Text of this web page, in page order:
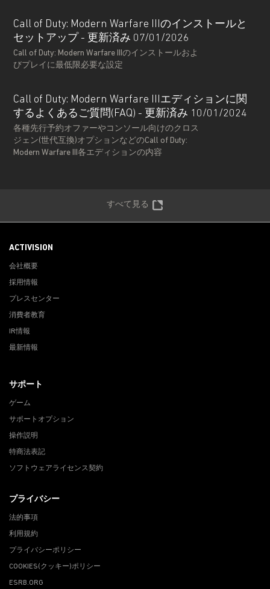
Call of Duty: Modern Warfare IIIのインストールと
セットアップ - 更新済み 07/01/2026
Call of Duty: Modern Warfare IIIのインストールおよ
びプレイに最低限必要な設定
Call of Duty: Modern Warfare IIIエディションに関
するよくあるご質問(FAQ) - 更新済み 10/01/2024
各種先行予約オファーやコンソール向けのクロス
ジェン(世代互換)オプションなどのCall of Duty:
Modern Warfare III各エディションの内容
すべて見る
ACTIVISION
会社概要
採用情報
プレスセンター
消費者教育
IR情報
最新情報
サポート
ゲーム
サポートオプション
操作説明
特商法表記
ソフトウェアライセンス契約
プライバシー
法的事項
利用規約
プライバシーポリシー
COOKIES(クッキー)ポリシー
ESRB.ORG